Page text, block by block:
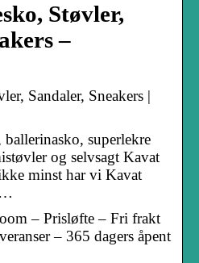
Støvler,
–
Sandaler, Sneakers |
superlekre
og selvsagt Kavat
minst har vi Kavat
…
– Prisløfte – Fri frakt
– 365 dagers åpent